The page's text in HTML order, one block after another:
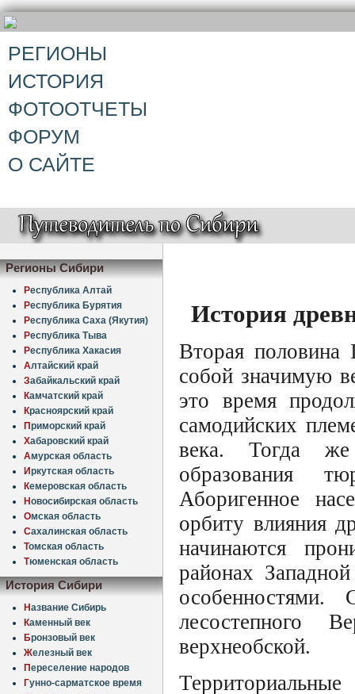
РЕГИОНЫ
ИСТОРИЯ
ФОТООТЧЕТЫ
ФОРУМ
О САЙТЕ
Регионы Сибири
Республика Алтай
Республика Бурятия
Республика Саха (Якутия)
Республика Тыва
Республика Хакасия
Алтайский край
Забайкальский край
Камчатский край
Красноярский край
Приморский край
Хабаровский край
Амурская область
Иркутская область
Кемеровская область
Новосибирская область
Омская область
Сахалинская область
Томская область
Тюменская область
История Сибири
Название Сибирь
Каменный век
Бронзовый век
Железный век
Переселение народов
Гунно-сарматское время
История
Вторая половина
собой значимую
это время
самодийских
века. Тогда же
образования
Аборигенное
орбиту влияния
начинаются
районах
особенностями.
лесостепного
верхнеобской.